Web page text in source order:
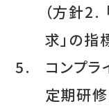
（方針2.
求」の指
5.
コンプ
定期研